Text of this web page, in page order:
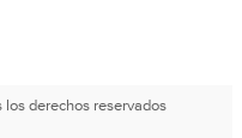
los derechos reservados